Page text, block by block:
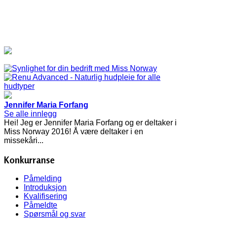
Jennifer Maria Forfang
Se alle innlegg
Hei! Jeg er Jennifer Maria Forfang og er deltaker i
Miss Norway 2016! Å være deltaker i en
missekåri...
Konkurranse
Påmelding
Introduksjon
Kvalifisering
Påmeldte
Spørsmål og svar